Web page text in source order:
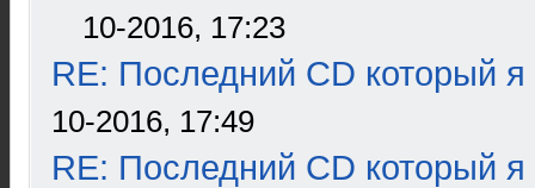
10-2016, 17:23
RE: Последний CD который я
10-2016, 17:49
RE: Последний CD который я